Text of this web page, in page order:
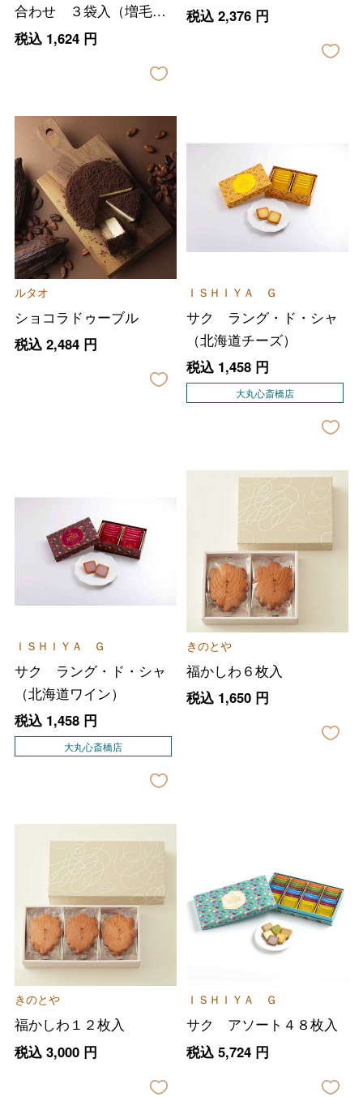
合わせ ３袋入（増毛甘
エビ・枝幸帆立・えりも
税込 1,624円
税込 2,376円
ルタオ
ショコラドゥーブル
税込 2,484円
ＩＳＨＩＹＡ Ｇ
サク ラング・ド・シャ
（北海道チーズ）
税込 1,458円
大丸心斎橋店
ＩＳＨＩＹＡ Ｇ
サク ラング・ド・シャ
（北海道ワイン）
税込 1,458円
大丸心斎橋店
きのとや
福かしわ６枚入
税込 1,650円
きのとや
福かしわ１２枚入
税込 3,000円
ＩＳＨＩＹＡ Ｇ
サク アソート４８枚入
税込 5,724円